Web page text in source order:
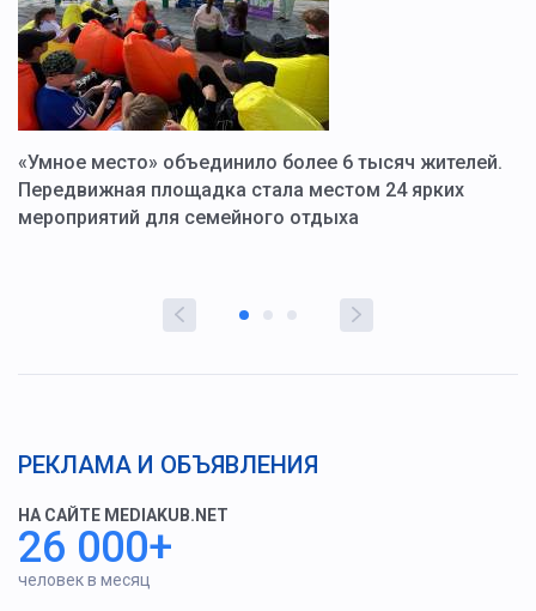
«Умное место» объединило более 6 тысяч жителей.
Передвижная площадка стала местом 24 ярких
мероприятий для семейного отдыха
РЕКЛАМА И ОБЪЯВЛЕНИЯ
НА САЙТЕ MEDIAKUB.NET
26 000+
человек в месяц